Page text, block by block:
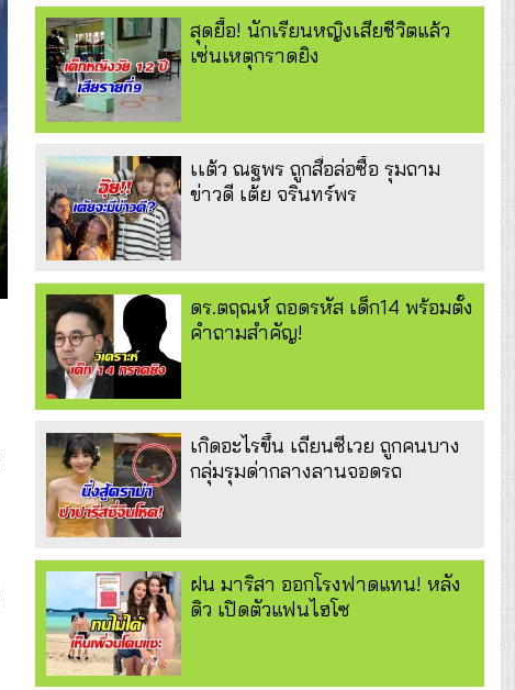
สุดยื้อ! นักเรียนหญิงเสียชีวิตแล้ว
เซ่นเหตุกราดยิง
เเต้ว ณฐพร ถูกสื่อล่อซื้อ รุมถาม
ข่าวดี เต้ย จรินทร์พร
ดร.ตฤณห์ ถอดรหัส เด็ก14 พร้อมตั้ง
คำถามสำคัญ!
เกิดอะไรขึ้น เถียนซีเวย ถูกคนบาง
กลุ่มรุมด่ากลางลานจอดรถ
ฝน มาริสา ออกโรงฟาดแทน! หลัง
ดิว เปิดตัวแฟนไฮโซ